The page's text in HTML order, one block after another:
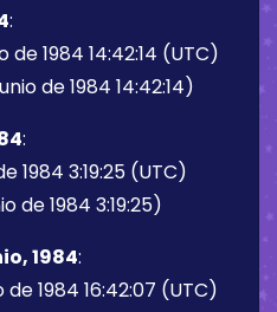
:
de 1984 14:42:14 (UTC)
de 1984 14:42:14)
:
1984 3:19:25 (UTC)
de 1984 3:19:25)
1984:
1984 16:42:07 (UTC)